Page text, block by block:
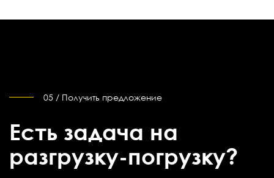
05 / Получить предложение
Есть задача на
разгрузку-погрузку?